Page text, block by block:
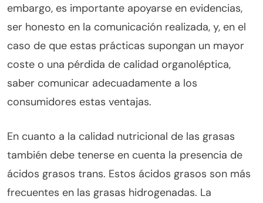
embargo, es importante apoyarse en evidencias,
ser honesto en la comunicación realizada, y, en el
caso de que estas prácticas supongan un mayor
coste o una pérdida de calidad organoléptica,
saber comunicar adecuadamente a los
consumidores estas ventajas.
En cuanto a la calidad nutricional de las grasas
también debe tenerse en cuenta la presencia de
ácidos grasos trans. Estos ácidos grasos son más
frecuentes en las grasas hidrogenadas. La